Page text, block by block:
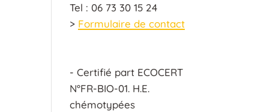
Tel : 06 73 30 15 24
> Formulaire de contact
- Certifié part ECOCERT
N°FR-BIO-01. H.E.
chémotypées